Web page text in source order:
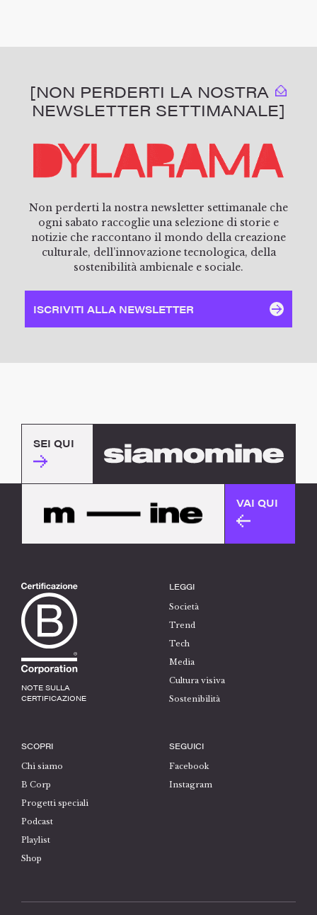
[NON PERDERTI LA NOSTRA
NEWSLETTER SETTIMANALE]
Non perderti la nostra newsletter settimanale che
ogni sabato raccoglie una selezione di storie e
notizie che raccontano il mondo della creazione
culturale, dell’innovazione tecnologica, della
sostenibilità ambienale e sociale.
ISCRIVITI ALLA NEWSLETTER
SEI QUI
VAI QUI
NOTE SULLA
CERTIFICAZIONE
LEGGI
Società
Trend
Tech
Media
Cultura visiva
Sostenibilità
SCOPRI
Chi siamo
B Corp
Progetti speciali
Podcast
Playlist
Shop
SEGUICI
Facebook
Instagram